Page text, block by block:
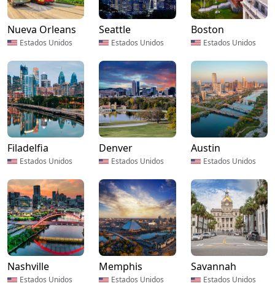
Nueva Orleans
Estados Unidos
Seattle
Estados Unidos
Boston
Estados Unidos
Filadelfia
Estados Unidos
Denver
Estados Unidos
Austin
Estados Unidos
Nashville
Estados Unidos
Memphis
Estados Unidos
Savannah
Estados Unidos